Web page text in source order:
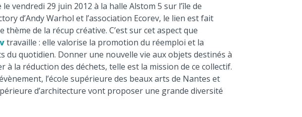
vendredi 29 juin 2012 à la halle Alstom 5 sur l’île de
d’Andy Warhol et l’association Ecorev, le lien est fait
de la récup créative. C’est sur cet aspect que
travaille : elle valorise la promotion du réemploi et la
du quotidien. Donner une nouvelle vie aux objets destinés à
à la réduction des déchets, telle est la mission de ce collectif.
l’école supérieure des beaux arts de Nantes et
d’architecture vont proposer une grande diversité